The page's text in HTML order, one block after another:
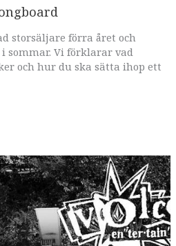
storsäljare förra året och
sommar. Vi förklarar vad
och hur du ska sätta ihop ett